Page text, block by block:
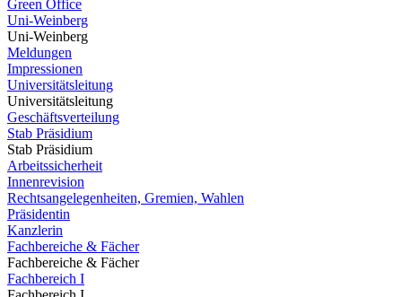
Green Office
Uni-Weinberg
Uni-Weinberg
Meldungen
Impressionen
Universitätsleitung
Universitätsleitung
Geschäftsverteilung
Stab Präsidium
Stab Präsidium
Arbeitssicherheit
Innenrevision
Rechtsangelegenheiten, Gremien, Wahlen
Präsidentin
Kanzlerin
Fachbereiche & Fächer
Fachbereiche & Fächer
Fachbereich I